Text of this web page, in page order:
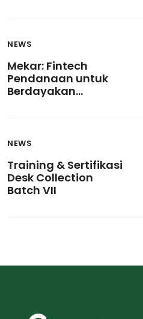
dalam Pasar Modal
NEWS
Mekar: Fintech
Pendanaan untuk
Berdayakan
NEWS
Training & Sertifikasi
Desk Collection
Batch VII